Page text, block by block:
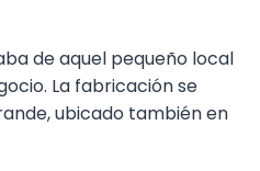
de aquel pequeño local
La fabricación se
ubicado también en